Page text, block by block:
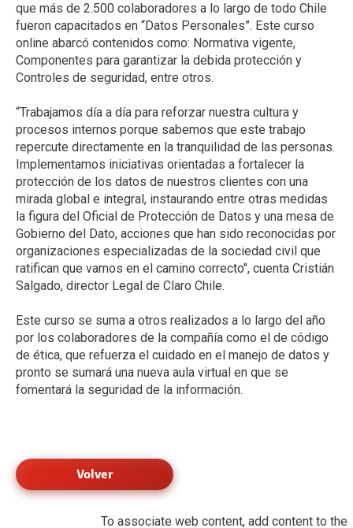
que más de 2.500 colaboradores a lo largo de todo Chile
fueron capacitados en “Datos Personales”. Este curso
online abarcó contenidos como: Normativa vigente,
Componentes para garantizar la debida protección y
Controles de seguridad, entre otros.
“Trabajamos día a día para reforzar nuestra cultura y
procesos internos porque sabemos que este trabajo
repercute directamente en la tranquilidad de las personas.
Implementamos iniciativas orientadas a fortalecer la
protección de los datos de nuestros clientes con una
mirada global e integral, instaurando entre otras medidas
la figura del Oficial de Protección de Datos y una mesa de
Gobierno del Dato, acciones que han sido reconocidas por
organizaciones especializadas de la sociedad civil que
ratifican que vamos en el camino correcto", cuenta Cristián
Salgado, director Legal de Claro Chile.
Este curso se suma a otros realizados a lo largo del año
por los colaboradores de la compañía como el de código
de ética, que refuerza el cuidado en el manejo de datos y
pronto se sumará una nueva aula virtual en que se
fomentará la seguridad de la información.
Volver
To associate web content, add content to the